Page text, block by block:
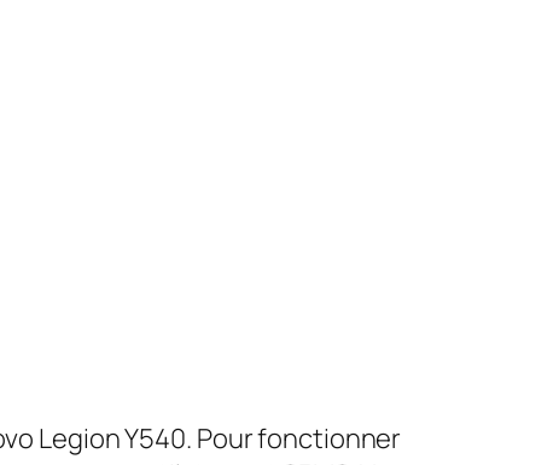
Legion Y540. Pour fonctionner